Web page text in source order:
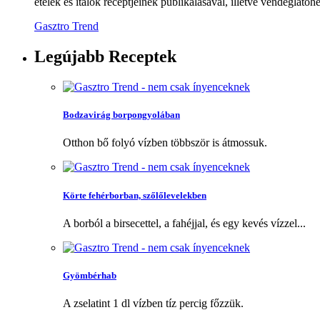
Gasztro Trend
Legújabb Receptek
Bodzavirág borpongyolában
Otthon bő folyó vízben többször is átmossuk.
Körte fehérborban, szőlőlevelekben
A borból a birsecettel, a fahéjjal, és egy kevés vízzel...
Gyömbérhab
A zselatint 1 dl vízben tíz percig főzzük.